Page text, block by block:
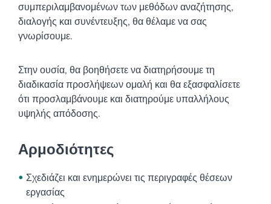
συμπεριλαμβανομένων των μεθόδων αναζήτησης,
διαλογής και συνέντευξης, θα θέλαμε να σας
γνωρίσουμε.
Στην ουσία, θα βοηθήσετε να διατηρήσουμε τη
διαδικασία προσλήψεων ομαλή και θα εξασφαλίσετε
ότι προσλαμβάνουμε και διατηρούμε υπαλλήλους
υψηλής απόδοσης.
Αρμοδιότητες
Σχεδιάζει και ενημερώνει τις περιγραφές θέσεων
εργασίας